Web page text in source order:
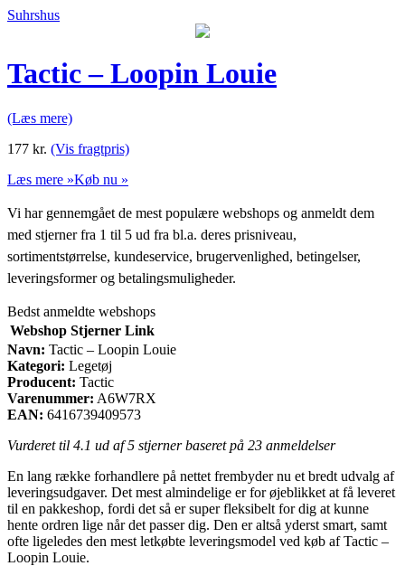
Suhrshus
Tactic – Loopin Louie
(Læs mere)
177 kr. (Vis fragtpris)
Læs mere »Køb nu »
Vi har gennemgået de mest populære webshops og anmeldt dem
med stjerner fra 1 til 5 ud fra bl.a. deres prisniveau,
sortimentstørrelse, kundeservice, brugervenlighed, betingelser,
leveringsformer og betalingsmuligheder.
Bedst anmeldte webshops
Webshop Stjerner Link
Navn: Tactic – Loopin Louie
Kategori: Legetøj
Producent: Tactic
Varenummer: A6W7RX
EAN: 6416739409573
Vurderet til 4.1 ud af 5 stjerner baseret på 23 anmeldelser
En lang række forhandlere på nettet frembyder nu et bredt udvalg af
leveringsudgaver. Det mest almindelige er for øjeblikket at få leveret
til en pakkeshop, fordi det så er super fleksibelt for dig at kunne
hente ordren lige når det passer dig. Den er altså yderst smart, samt
ofte ligeledes den mest letkøbte leveringsmodel ved køb af Tactic –
Loopin Louie.